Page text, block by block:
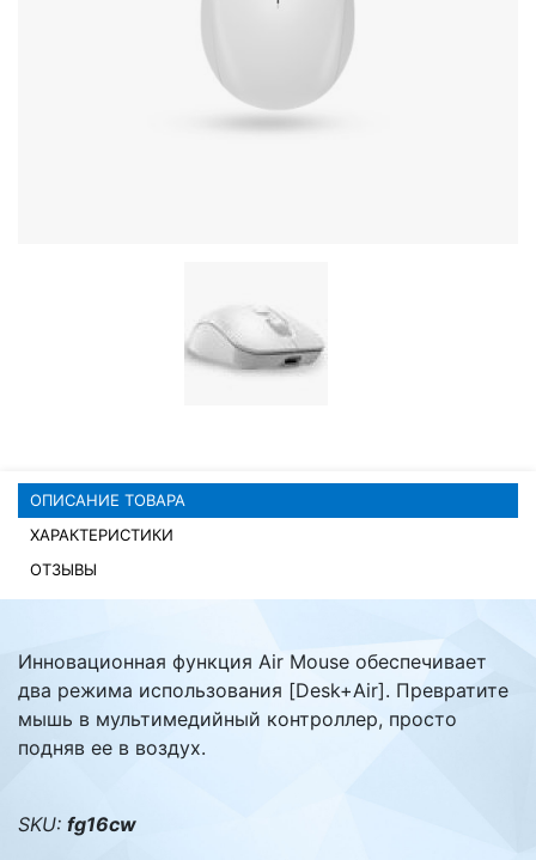
Сетевое оборудование
Компьютеры Fujitsu
Комплектующие ПК
ОПИСАНИЕ ТОВАРА
ХАРАКТЕРИСТИКИ
ОТЗЫВЫ
Инновационная функция Air Mouse обеспечивает
два режима использования [Desk+Air]. Превратите
мышь в мультимедийный контроллер, просто
подняв ее в воздух.
SKU: fg16cw